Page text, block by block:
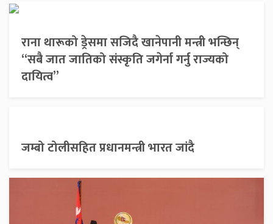
राना थारूको ड्रेसमा सजिदै खानेपानी मन्त्री भन्छिन्
“सबै जात जातिको संस्कृति जगेर्ना गर्नु राज्यको
दायित्व”
जम्बो टोलीसहित प्रधानमन्त्री भारत जांदै